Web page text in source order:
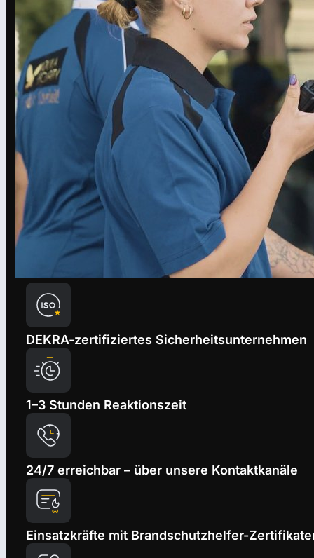
DEKRA-zertifiziertes Sicherheitsunternehmen
1–3 Stunden Reaktionszeit
24/7 erreichbar – über unsere Kontaktkanäle
Einsatzkräfte mit Brandschutzhelfer-